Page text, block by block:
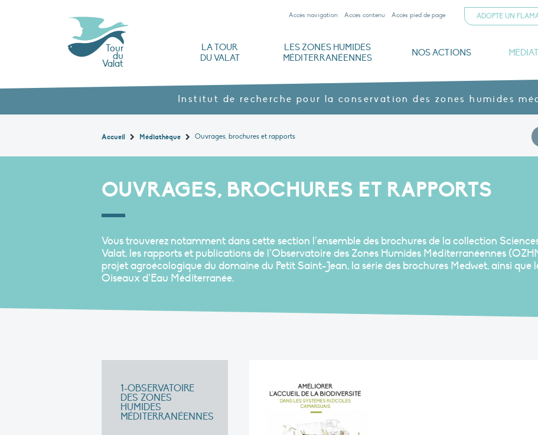
Accès navigation Accès contenu Accès pied de page ADOPTE UN
Tour
du
Valat
LA TOUR
DU VALAT
LES ZONES HUMIDES
MÉDITERRANÉENNES
NOS ACTIONS
Institut de recherche pour la conservation des zones humides
Accueil Médiathèque Ouvrages, brochures et rapports
OUVRAGES, BROCHURES ET RAPPORTS
Vous trouverez notamment dans cette section l’ensemble des brochures de la collection
Valat, les rapports et publications de l’Observatoire des Zones Humides Méditerranéennes
projet agroécologique du domaine du Petit Saint-Jean, la série des brochures Medwet, ainsi que
Oiseaux d’Eau Méditerranée.
1-OBSERVATOIRE
DES ZONES
HUMIDES
MÉDITERRANÉENNES